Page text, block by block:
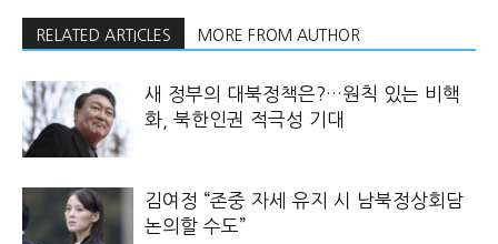
RELATED ARTICLES MORE FROM AUTHOR
새 정부의 대북정책은?…원칙 있는 비핵
화, 북한인권 적극성 기대
김여정 “존중 자세 유지 시 남북정상회담
논의할 수도”